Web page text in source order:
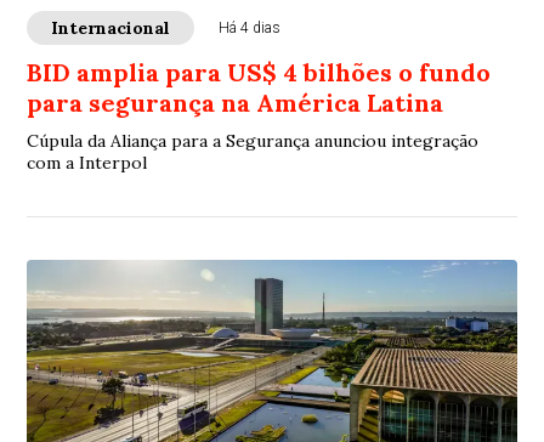
Internacional Há 4 dias
BID amplia para US$ 4 bilhões o fundo
para segurança na América Latina
Cúpula da Aliança para a Segurança anunciou integração
com a Interpol